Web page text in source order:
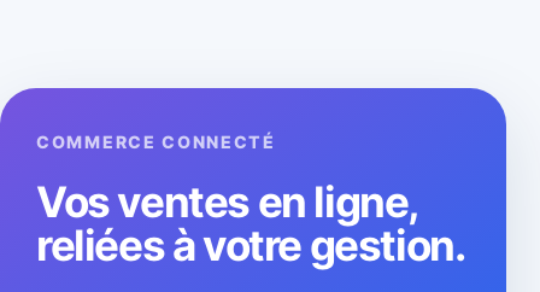
COMMERCE CONNECTÉ
Vos ventes en ligne,
reliées à votre gestion.